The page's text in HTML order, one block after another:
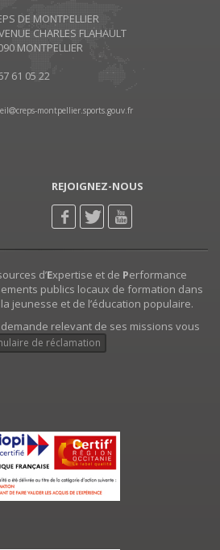
DE MONTPELLIER
CHARLES FLAHAULT
MONTPELLIER
61 05 22
creps-montpellier.sports.gouv.fr
REJOIGNEZ-NOUS
d’Expertise et de Performance
publics locaux de formation dans
jeunesse et de l’éducation populaire.
demande relevant de ses missions vous
de réclamation